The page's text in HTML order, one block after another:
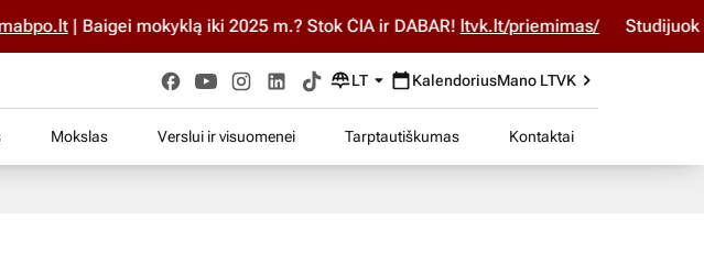
| Baigei mokyklą iki 2025 m.? Stok ČIA ir DABAR!ltvk.lt/priemimas/ Studijuok ČIA ir
LT KalendoriusMano LTVK
Mokslas Verslui ir visuomenei Tarptautiškumas Kontaktai